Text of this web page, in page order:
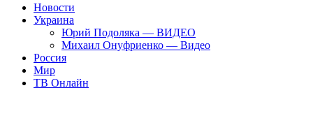
Новости
Украина
Юрий Подоляка — ВИДЕО
Михаил Онуфриенко — Видео
Россия
Мир
ТВ Онлайн